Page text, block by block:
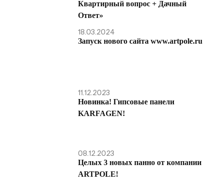
Квартирный вопрос + Дачный
Ответ»
18.03.2024
Запуск нового сайта www.artpole.ru
11.12.2023
Новинка! Гипсовые панели
KARFAGEN!
08.12.2023
Целых 3 новых панно от компании
ARTPOLE!